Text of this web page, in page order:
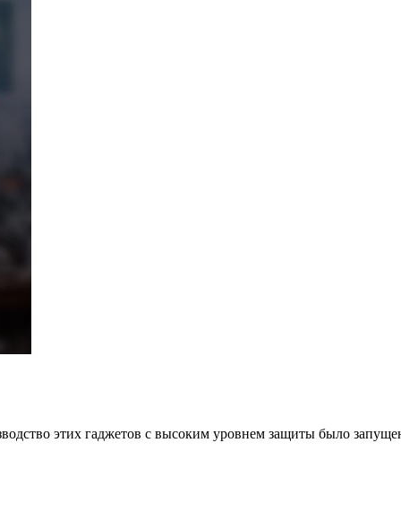
этих гаджетов с высоким уровнем защиты было